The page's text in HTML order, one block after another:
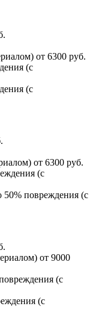
от 6300 руб.
(с
(с
от 6300 руб.
(с
повреждения (с
от 9000
(с
(с